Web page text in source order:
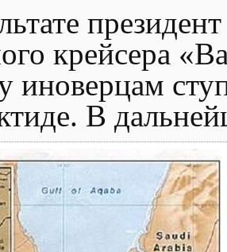
крейсера
иноверцам
В